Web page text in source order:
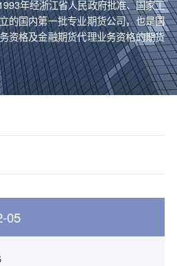
年经浙江省人民政府批准、国家工
的国内第一批专业期货公司，也是国
资格及金融期货代理业务资格的期货
05